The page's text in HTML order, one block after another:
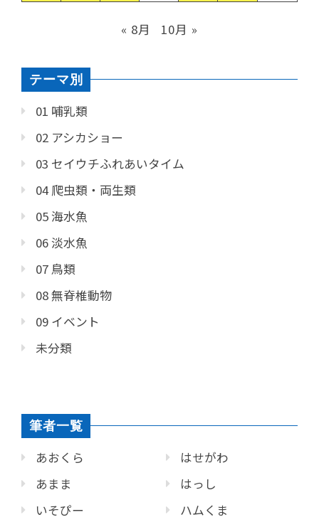
« 8月 10月 »
テーマ別
01 哺乳類
02 アシカショー
03 セイウチふれあいタイム
04 爬虫類・両生類
05 海水魚
06 淡水魚
07 鳥類
08 無脊椎動物
09 イベント
未分類
筆者一覧
あおくら
あまま
いそぴー
はせがわ
はっし
ハムくま